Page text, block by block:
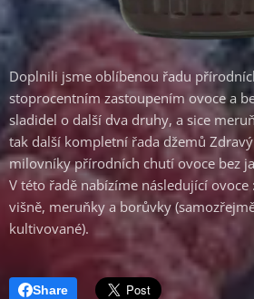
Doplnili jsme oblíbenou řadu
stoprocentním zastoupením ovoce a
sladidel o další dva druhy, a sice
tak další kompletní řada džemů
milovníky přírodních chutí ovoce bez
V této řadě nabízíme následující
višně, meruňky a borůvky
kultivované).
Share